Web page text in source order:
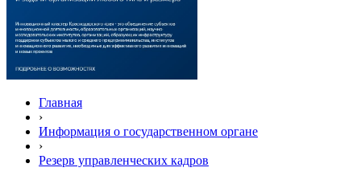
Главная
›
Информация о государственном органе
›
Резерв управленческих кадров